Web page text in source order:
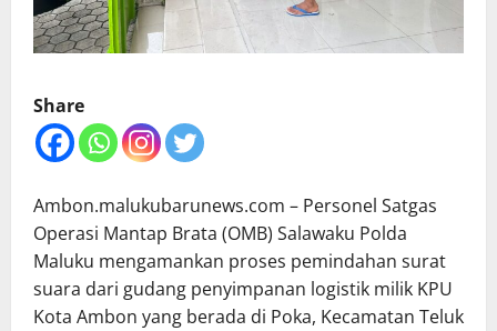
Share
Ambon.malukubarunews.com – Personel Satgas
Operasi Mantap Brata (OMB) Salawaku Polda
Maluku mengamankan proses pemindahan surat
suara dari gudang penyimpanan logistik milik KPU
Kota Ambon yang berada di Poka, Kecamatan Teluk